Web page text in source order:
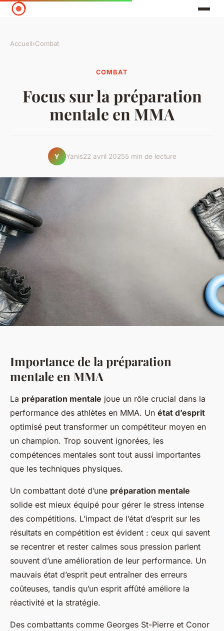
Accueil›Combat
COMBAT
Focus sur la préparation
mentale en MMA
Y Yanis22 avril 20255 min de lecture
Importance de la préparation
mentale en MMA
La préparation mentale joue un rôle crucial dans la
performance des athlètes en MMA. Un état d’esprit
optimisé peut transformer un compétiteur moyen en
un champion. Trop souvent ignorées, les
compétences mentales sont tout aussi importantes
que les techniques physiques.
Un combattant doté d’une préparation mentale
solide est mieux équipé pour gérer le stress intense
des compétitions. L’impact de l’état d’esprit sur les
résultats en compétition est évident : ceux qui savent
se recentrer et rester calmes sous pression parlent
souvent d’une amélioration de leur performance. Un
mauvais état d’esprit peut entraîner des erreurs
coûteuses, tandis qu’un esprit affûté améliore la
réactivité et la stratégie.
Des combattants comme Georges St-Pierre et Conor